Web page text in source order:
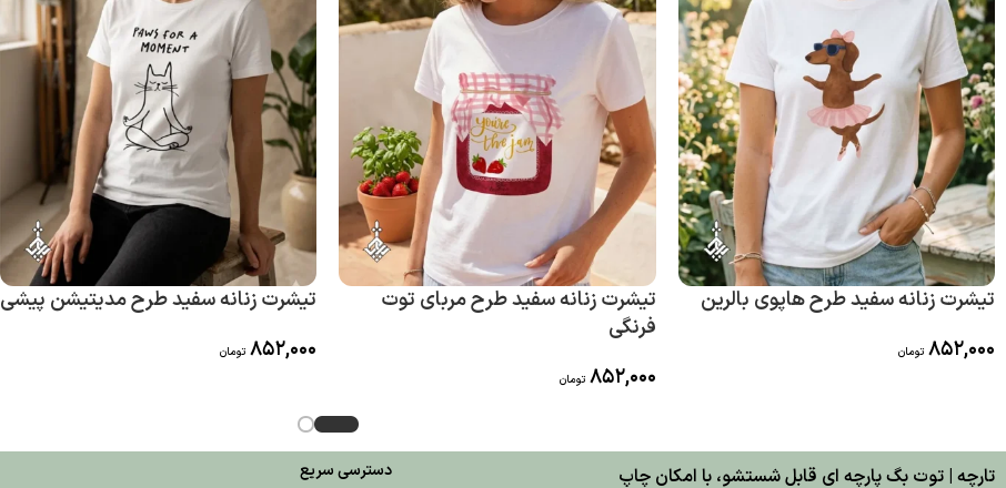
تیشرت زنانه سفید طرح هاپوی بالرین
852,000 تومان
تیشرت زنانه سفید طرح مربای توت
فرنگی
852,000 تومان
تیشرت زنانه سفید طرح مدیتیشن پیشی
852,000 تومان
تارچه | توت بگ پارچه ای قابل شستشو، با امکان چاپ دسترسی سریع